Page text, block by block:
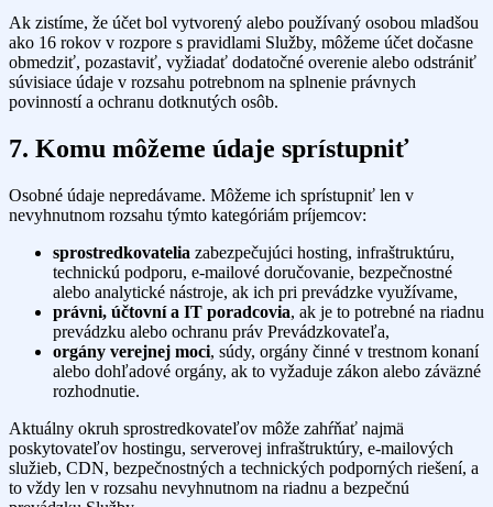
Ak zistíme, že účet bol vytvorený alebo používaný osobou mladšou
ako 16 rokov v rozpore s pravidlami Služby, môžeme účet dočasne
obmedziť, pozastaviť, vyžiadať dodatočné overenie alebo odstrániť
súvisiace údaje v rozsahu potrebnom na splnenie právnych
povinností a ochranu dotknutých osôb.
7. Komu môžeme údaje sprístupniť
Osobné údaje nepredávame. Môžeme ich sprístupniť len v
nevyhnutnom rozsahu týmto kategóriám príjemcov:
sprostredkovatelia zabezpečujúci hosting, infraštruktúru,
technickú podporu, e-mailové doručovanie, bezpečnostné
alebo analytické nástroje, ak ich pri prevádzke využívame,
právni, účtovní a IT poradcovia, ak je to potrebné na riadnu
prevádzku alebo ochranu práv Prevádzkovateľa,
orgány verejnej moci, súdy, orgány činné v trestnom konaní
alebo dohľadové orgány, ak to vyžaduje zákon alebo záväzné
rozhodnutie.
Aktuálny okruh sprostredkovateľov môže zahŕňať najmä
poskytovateľov hostingu, serverovej infraštruktúry, e-mailových
služieb, CDN, bezpečnostných a technických podporných riešení, a
to vždy len v rozsahu nevyhnutnom na riadnu a bezpečnú